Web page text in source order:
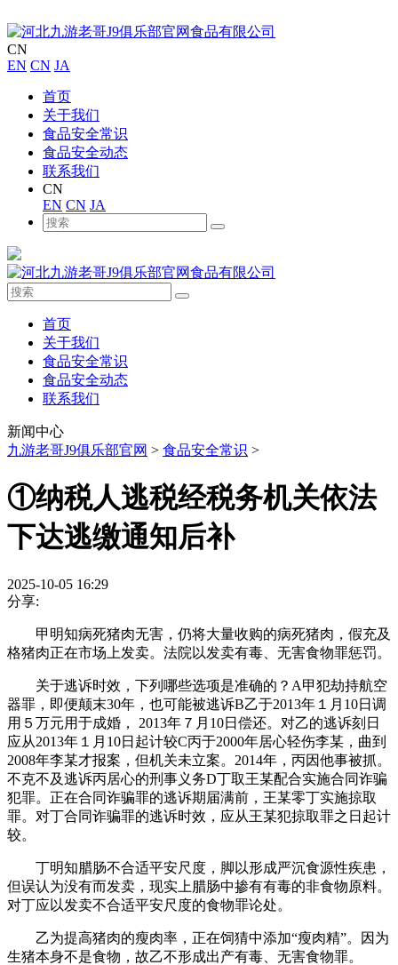
CN
EN CN JA
首页
关于我们
食品安全常识
食品安全动态
联系我们
CN
EN CN JA
首页
关于我们
食品安全常识
食品安全动态
联系我们
新闻中心
九游老哥J9俱乐部官网 > 食品安全常识 >
①纳税人逃税经税务机关依法
下达逃缴通知后补
2025-10-05 16:29
分享:
甲明知病死猪肉无害，仍将大量收购的病死猪肉，假充及
格猪肉正在市场上发卖。法院以发卖有毒、无害食物罪惩罚。
关于逃诉时效，下列哪些选项是准确的？A甲犯劫持航空
器罪，即便颠末30年，也可能被逃诉B乙于2013年１月10日调
用５万元用于成婚， 2013年７月10日偿还。对乙的逃诉刻日
应从2013年１月10日起计较C丙于2000年居心轻伤李某，曲到
2008年李某才报案，但机关未立案。2014年，丙因他事被抓。
不克不及逃诉丙居心的刑事义务D丁取王某配合实施合同诈骗
犯罪。正在合同诈骗罪的逃诉期届满前，王某零丁实施掠取
罪。对丁合同诈骗罪的逃诉时效，应从王某犯掠取罪之日起计
较。
丁明知腊肠不合适平安尺度，脚以形成严沉食源性疾患，
但误认为没有而发卖，现实上腊肠中掺有有毒的非食物原料。
对丁应以发卖不合适平安尺度的食物罪论处。
乙为提高猪肉的瘦肉率，正在饲猜中添加“瘦肉精”。因为
生猪本身不是食物，故乙不形成出产有毒、无害食物罪。